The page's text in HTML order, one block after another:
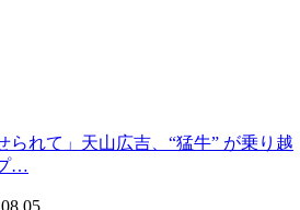
られて」天山広吉、“猛牛” が乗り越
…